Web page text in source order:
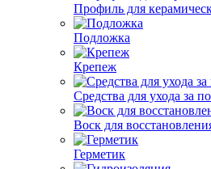
Профиль для
Подложка
Крепеж
Средства для ухода за
Воск для
Герметик